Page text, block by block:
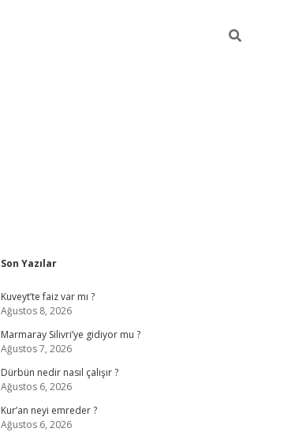
Sidebar
Son Yazılar
Kuveyt’te faiz var mı ?
Ağustos 8, 2026
Marmaray Silivri’ye gidiyor mu ?
Ağustos 7, 2026
Dürbün nedir nasıl çalışır ?
Ağustos 6, 2026
Kur’an neyi emreder ?
Ağustos 6, 2026